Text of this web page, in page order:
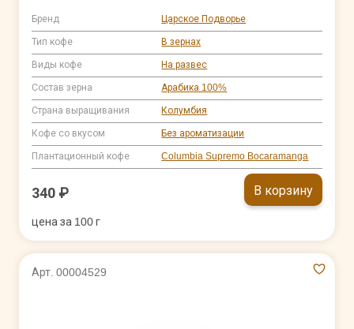
Бренд Царское Подворье
Тип кофе В зернах
Виды кофе На развес
Состав зерна Арабика 100%
Страна выращивания Колумбия
Кофе со вкусом Без ароматизации
Плантационный кофе Columbia Supremo Bocaramanga
340 ₽ В корзину
цена за 100 г
Арт. 00004529